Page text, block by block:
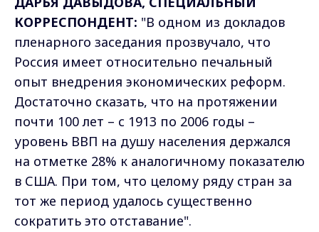
КОРРЕСПОНДЕНТ: "В одном из докладов
пленарного заседания прозвучало, что
Россия имеет относительно печальный
опыт внедрения экономических реформ.
Достаточно сказать, что на протяжении
почти 100 лет – с 1913 по 2006 годы –
уровень ВВП на душу населения держался
на отметке 28% к аналогичному показателю
в США. При том, что целому ряду стран за
тот же период удалось существенно
сократить это отставание".